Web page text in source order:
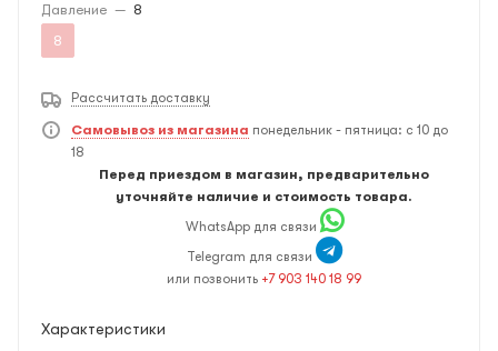
Давление — 8
8
Рассчитать доставку
Самовывоз из магазина понедельник - пятница: с 10 до
18
Перед приездом в магазин, предварительно
уточняйте наличие и стоимость товара.
WhatsApp для связи
Telegram для связи
или позвонить +7 903 140 18 99
Характеристики